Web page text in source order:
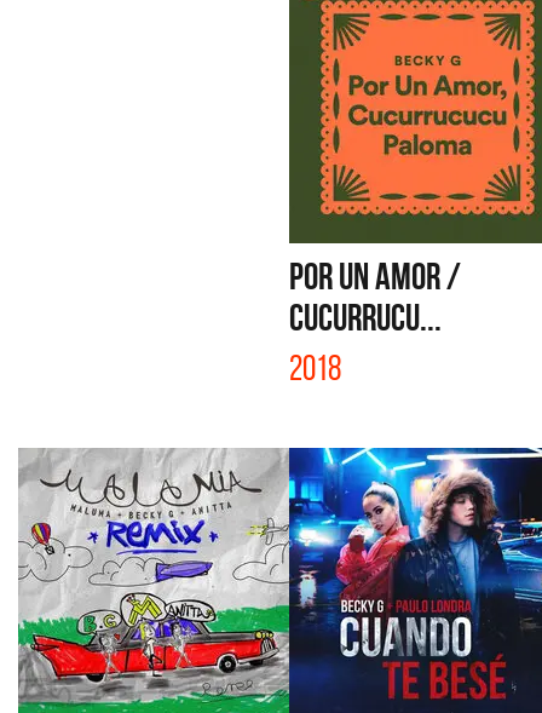
POR UN AMOR /
CUCURRUCU...
2018